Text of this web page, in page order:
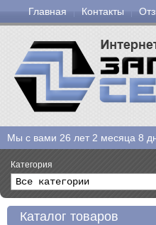
Главная Контакты
Мы с вами 26 лет 2 месяца 8
Категория
Каталог товаров